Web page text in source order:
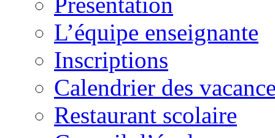
L’équipe enseignante
Inscriptions
Calendrier des
Restaurant scolaire